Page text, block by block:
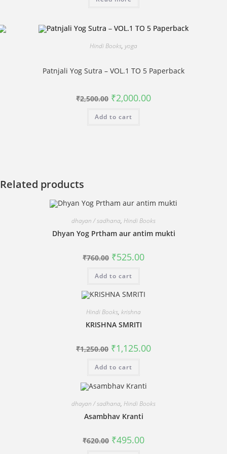
Hindi Books, yoga
Patnjali Yog Sutra – VOL.1 TO 5 Paperback
₹2,500.00 Original
price
₹2,500.00.
₹2,000.00Current
Add to cart
Related products
dhayan / sadhana, Hindi Books
Dhyan Yog Prtham aur antim mukti
₹760.00 Original
price
₹760.00.
₹525.00Current
Add to cart
Hindi Books, krishna
KRISHNA SMRITI
₹1,250.00 Original
price
₹1,250.00.
₹1,125.00Current
Add to cart
dhayan / sadhana, Hindi Books
Asambhav Kranti
₹620.00 Original
price
₹495.00Current